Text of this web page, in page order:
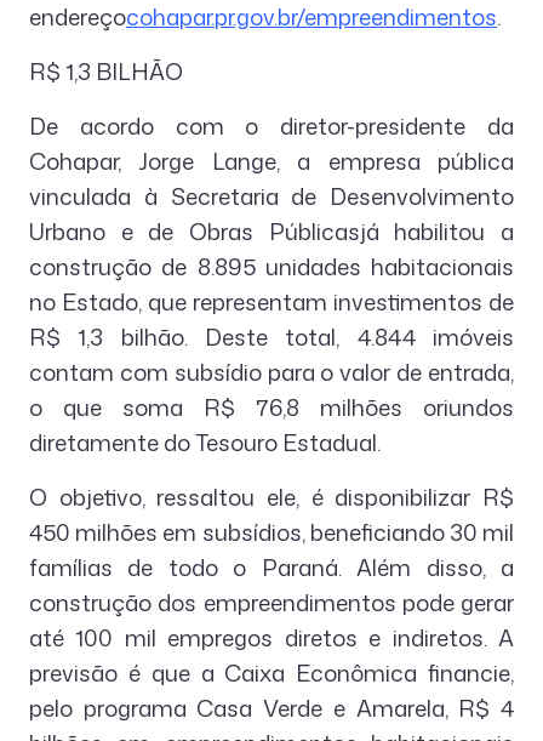
endereçocohapar.pr.gov.br/empreendimentos.
R$ 1,3 BILHÃO
De acordo com o diretor-presidente da
Cohapar, Jorge Lange, a empresa pública
vinculada à Secretaria de Desenvolvimento
Urbano e de Obras Públicasjá habilitou a
construção de 8.895 unidades habitacionais
no Estado, que representam investimentos de
R$ 1,3 bilhão. Deste total, 4.844 imóveis
contam com subsídio para o valor de entrada,
o que soma R$ 76,8 milhões oriundos
diretamente do Tesouro Estadual.
O objetivo, ressaltou ele, é disponibilizar R$
450 milhões em subsídios, beneficiando 30 mil
famílias de todo o Paraná. Além disso, a
construção dos empreendimentos pode gerar
até 100 mil empregos diretos e indiretos. A
previsão é que a Caixa Econômica financie,
pelo programa Casa Verde e Amarela, R$ 4